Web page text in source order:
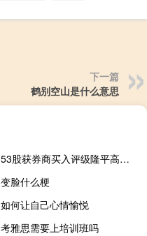
下一篇
鹤别空山是什么意思
53股获券商买入评级隆平高科目标涨幅达51.04%
变脸什么梗
如何让自己心情愉悦
考雅思需要上培训班吗